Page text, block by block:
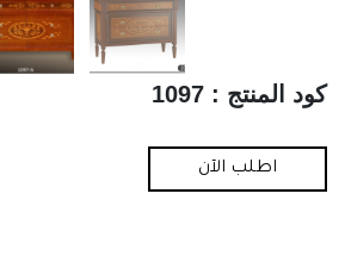
كود المنتج : 1097
اطلب الآن